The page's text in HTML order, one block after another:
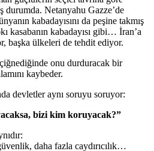
durumda. Netanyahu Gazze’de
kabadayısını da peşine takmış
kasabanın kabadayısı gibi… İran’a
başka ülkeleri de tehdit ediyor.
onu durduracak bir
kaybeder.
devletler aynı soruyu soruyor:
bizi kim koruyacak?”
daha fazla caydırıcılık…